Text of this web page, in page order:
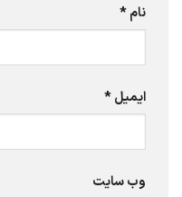
نام*
ایمیل*
وب‌ سایت